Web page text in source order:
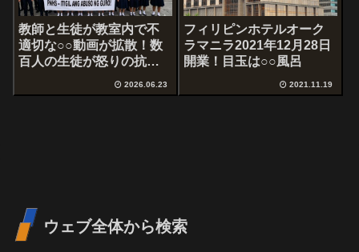
教師と生徒が教室内で不
適切な○○動画が拡散！数
百人の生徒が怒りの抗議
2026.06.23
フィリピンホテルオーク
ラマニラ2021年12月28日
開業！目玉は○○風呂
2021.11.19
ウェブ全体から検索